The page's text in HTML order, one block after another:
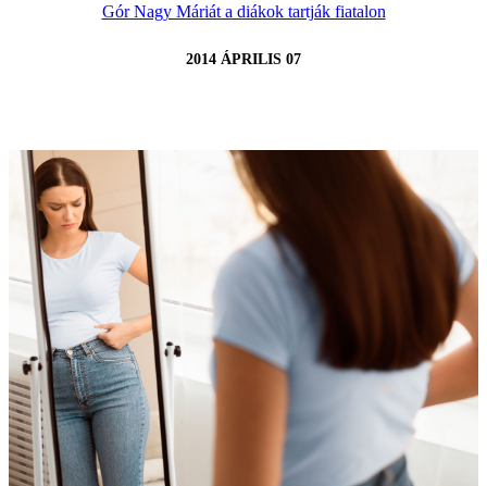
Gór Nagy Máriát a diákok tartják fiatalon
2014 ÁPRILIS 07